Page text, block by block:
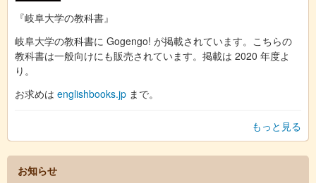
『岐阜大学の教科書』
岐阜大学の教科書に Gogengo! が掲載されています。こちらの
教科書は一般向けにも販売されています。掲載は 2020 年度よ
り。
お求めは englishbooks.jp まで。
もっと見る
お知らせ